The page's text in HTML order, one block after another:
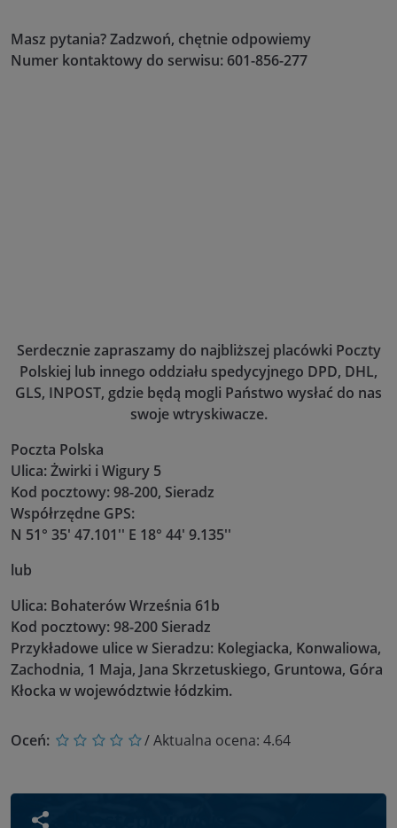
Masz pytania? Zadzwoń, chętnie odpowiemy
Numer kontaktowy do serwisu: 601-856-277
Serdecznie zapraszamy do najbliższej placówki Poczty
Polskiej lub innego oddziału spedycyjnego DPD, DHL,
GLS, INPOST, gdzie będą mogli Państwo wysłać do nas
swoje wtryskiwacze.
Poczta Polska
Ulica: Żwirki i Wigury 5
Kod pocztowy: 98-200, Sieradz
Współrzędne GPS:
N 51° 35' 47.101'' E 18° 44' 9.135''
lub
Ulica: Bohaterów Września 61b
Kod pocztowy: 98-200 Sieradz
Przykładowe ulice w Sieradzu: Kolegiacka, Konwaliowa,
Zachodnia, 1 Maja, Jana Skrzetuskiego, Gruntowa, Góra
Kłocka w województwie łódzkim.
Oceń: / Aktualna ocena: 4.64